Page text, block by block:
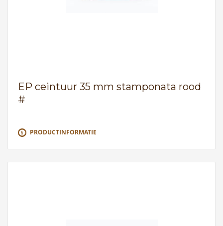
EP ceintuur 35 mm stamponata rood
#
PRODUCTINFORMATIE